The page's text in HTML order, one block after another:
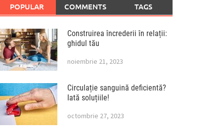
POPULAR COMMENTS TAGS
Construirea încrederii în relații:
ghidul tău
noiembrie 21, 2023
Circulație sanguină deficientă?
Iată soluțiile!
octombrie 27, 2023